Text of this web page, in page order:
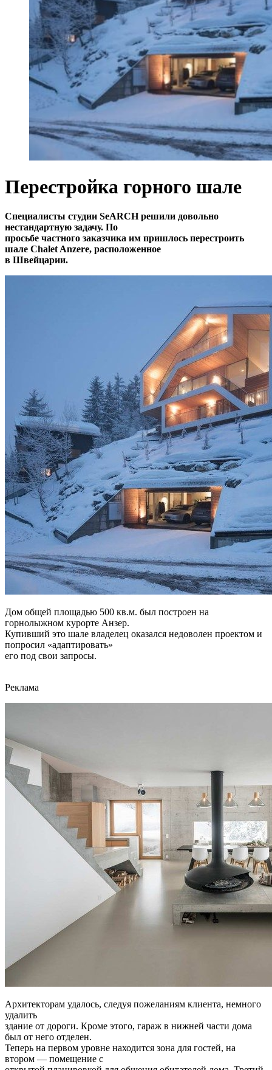
Перестройка горного шале
Специалисты студии SeARCH решили довольно
нестандартную задачу. По
просьбе частного заказчика им пришлось перестроить
шале Chalet Anzere, расположенное
в Швейцарии.
Дом общей площадью 500 кв.м. был построен на
горнолыжном курорте Анзер.
Купивший это шале владелец оказался недоволен проектом и
попросил «адаптировать»
его под свои запросы.
Реклама
Архитекторам удалось, следуя пожеланиям клиента, немного
удалить
здание от дороги. Кроме этого, гараж в нижней части дома
был от него отделен.
Теперь на первом уровне находится зона для гостей, на
втором — помещение с